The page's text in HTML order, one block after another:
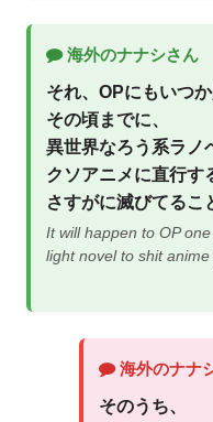
海外のナナシさん
それ、OPにもいつか
その頃までに、
異世界なろう系ラノ
クソアニメに直行す
さすがに滅びてるこ
It will happen to OP
light novel to shit
海外のナナ
そのうち、